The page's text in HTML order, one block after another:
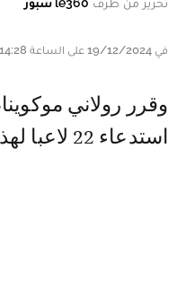
تحرير من طرف le360 سبور
في 19/12/2024 على الساعة 14:28
وقرر رولاني موكوينا، مدرب النادي الأحمر
استدعاء 22 لاعبا لهذه المواجهة: